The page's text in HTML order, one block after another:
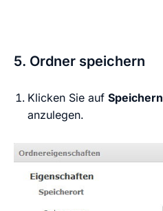
5. Ordner speichern
Klicken Sie auf Speichern
anzulegen.